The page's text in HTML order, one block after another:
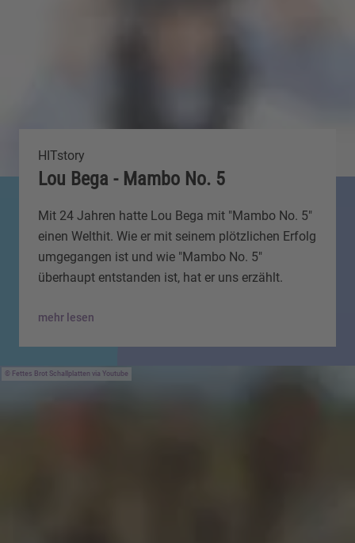
HITstory
Lou Bega - Mambo No. 5
Mit 24 Jahren hatte Lou Bega mit "Mambo No. 5"
einen Welthit. Wie er mit seinem plötzlichen Erfolg
umgegangen ist und wie "Mambo No. 5"
überhaupt entstanden ist, hat er uns erzählt.
mehr lesen
Fettes Brot Schallplatten via Youtube